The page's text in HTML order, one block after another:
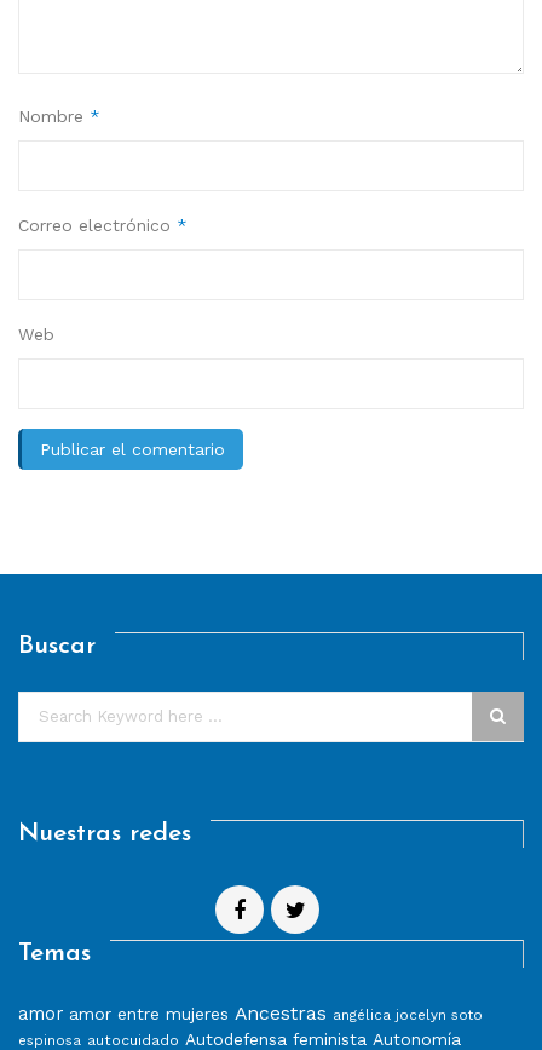
Nombre *
Correo electrónico *
Web
Buscar
Nuestras redes
Temas
amor amor entre mujeres Ancestras angélica jocelyn soto
espinosa autocuidado Autodefensa feminista Autonomía